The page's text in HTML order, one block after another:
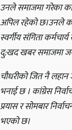
उनले समाजमा गरेका
अपिल रहेको छ।उनले
स्वर्गीय संगिता
दु:खद खबर समाजमा
चौधरीको जित नै
भनाई छ । कांग्रेस
प्रयास र सोमबार
भएको छ।